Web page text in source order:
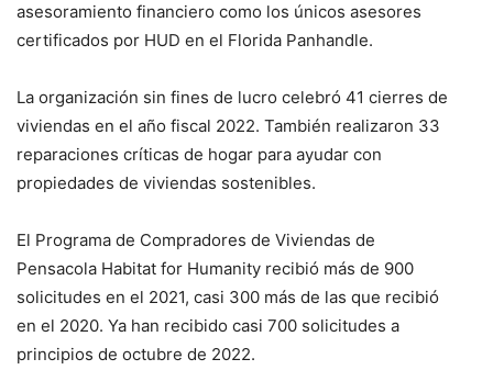
asesoramiento financiero como los únicos asesores
certificados por HUD en el Florida Panhandle.
La organización sin fines de lucro celebró 41 cierres de
viviendas en el año fiscal 2022. También realizaron 33
reparaciones críticas de hogar para ayudar con
propiedades de viviendas sostenibles.
El Programa de Compradores de Viviendas de
Pensacola Habitat for Humanity recibió más de 900
solicitudes en el 2021, casi 300 más de las que recibió
en el 2020. Ya han recibido casi 700 solicitudes a
principios de octubre de 2022.